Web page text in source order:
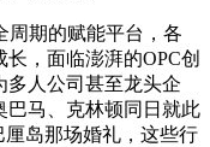
期的赋能平台，各
，面临澎湃的OPC创
多人公司甚至龙头企
巴马、克林顿同日就此
岛那场婚礼，这些行